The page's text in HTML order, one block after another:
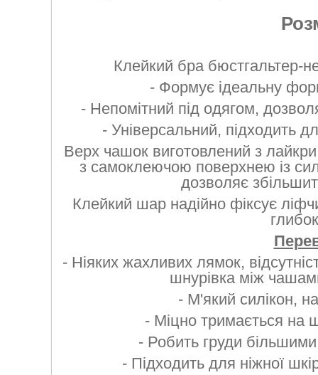
Клейкий бра бюстгальтер-
- Формує ідеальну
- Непомітний під одягом,
- Універсальний, підходить
Верх чашок виготовлений з
з самоклеючою поверхнею із
дозволяє
Клейкий шар надійно фіксує
- Ніяких жахливих лямок,
шнурівка між
- М'який силікон,
- Міцно тримається на
- Робить груди
- Підходить для ніжної